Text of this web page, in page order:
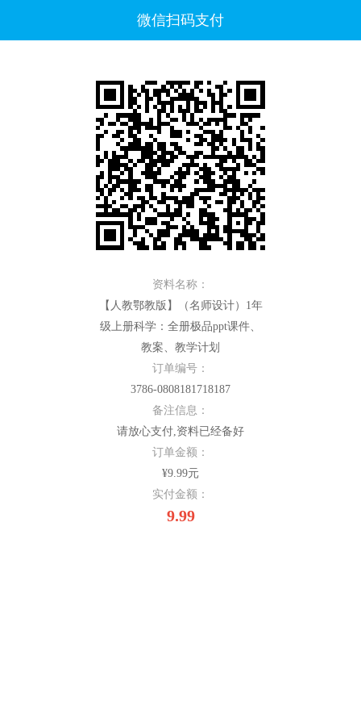
微信扫码支付
资料名称：
【人教鄂教版】（名师设计）1年
级上册科学：全册极品ppt课件、
教案、教学计划
订单编号：
3786-0808181718187
备注信息：
请放心支付,资料已经备好
订单金额：
¥9.99元
实付金额：
9.99